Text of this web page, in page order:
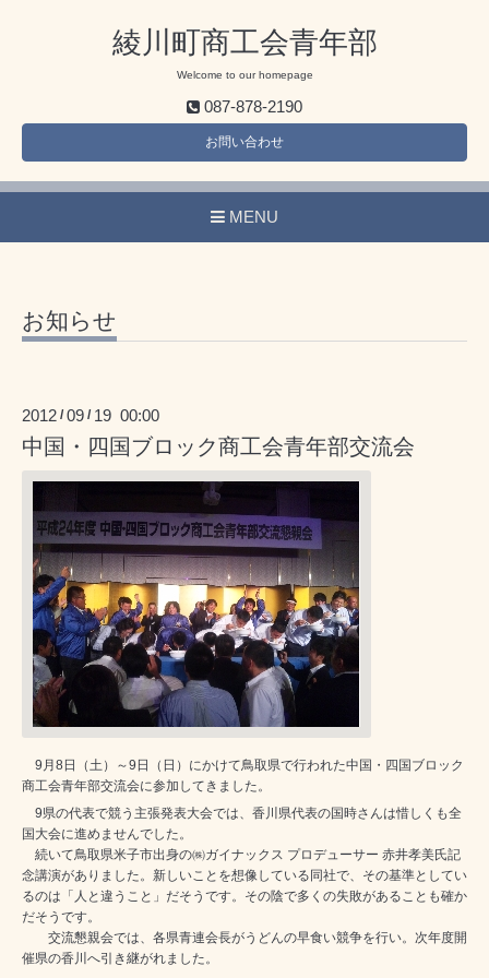
綾川町商工会青年部
Welcome to our homepage
087-878-2190
お問い合わせ
MENU
お知らせ
2012 /09 / 19 00:00
中国・四国ブロック商工会青年部交流会
9月8日（土）～9日（日）にかけて鳥取県で行われた中国・四国ブロック
商工会青年部交流会に参加してきました。
9県の代表で競う主張発表大会では、香川県代表の国時さんは惜しくも全
国大会に進めませんでした。
続いて鳥取県米子市出身の㈱ガイナックス プロデューサー 赤井孝美氏記
念講演がありました。新しいことを想像している同社で、その基準としてい
るのは「人と違うこと」だそうです。その陰で多くの失敗があることも確か
だそうです。
交流懇親会では、各県青連会長がうどんの早食い競争を行い。次年度開
催県の香川へ引き継がれました。